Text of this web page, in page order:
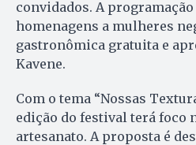
convidados. A
homenagens a mulheres
gastronômica gratuita e
Kavene.
Com o tema “Nossas
edição do festival terá foco
artesanato. A proposta é